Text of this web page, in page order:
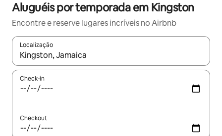
Aluguéis por temporada em Kingston
Encontre e reserve lugares incríveis no Airbnb
Localização
Quando os resultados estiverem disponíveis, explore-os
Check-in
Checkout